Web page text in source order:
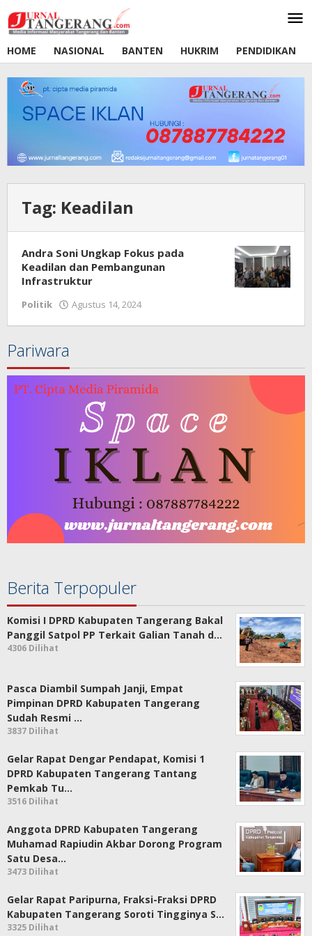
ke
konten
HOME
NASIONAL BANTEN HUKRIM PENDIDIKAN
Tag: Keadilan
Andra Soni Ungkap Fokus pada
Keadilan dan Pembangunan
Infrastruktur
Politik Agustus 14, 2024
Pariwara
Berita Terpopuler
Komisi I DPRD Kabupaten Tangerang Bakal
Panggil Satpol PP Terkait Galian Tanah d…
4306 Dilihat
Pasca Diambil Sumpah Janji, Empat
Pimpinan DPRD Kabupaten Tangerang
Sudah Resmi …
3837 Dilihat
Gelar Rapat Dengar Pendapat, Komisi 1
DPRD Kabupaten Tangerang Tantang
Pemkab Tu…
3516 Dilihat
Anggota DPRD Kabupaten Tangerang
Muhamad Rapiudin Akbar Dorong Program
Satu Desa…
3473 Dilihat
Gelar Rapat Paripurna, Fraksi-Fraksi DPRD
Kabupaten Tangerang Soroti Tingginya S…
3325 Dilihat